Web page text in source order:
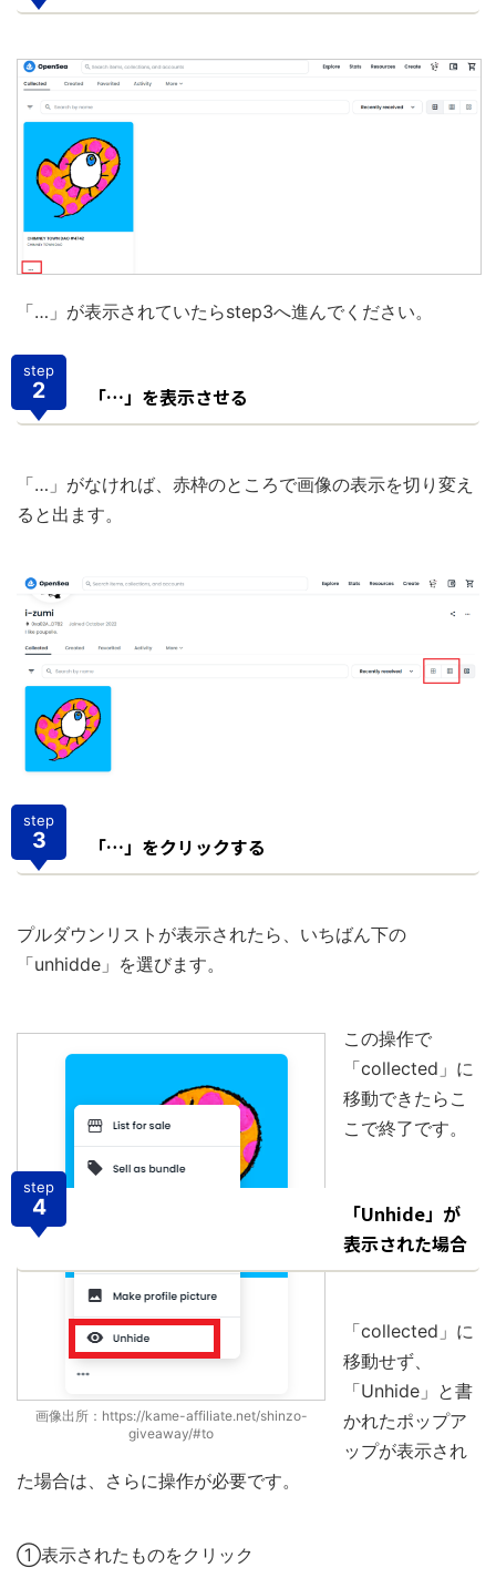
「…」が表示されていたらstep3へ進んでください。
step
2 「…」を表示させる
「…」がなければ、赤枠のところで画像の表示を切り変え
ると出ます。
step
3 「…」をクリックする
プルダウンリストが表示されたら、いちばん下の
「unhidde」を選びます。
画像出所：https://kame-affiliate.net/shinzo-
giveaway/#to
この操作で
「collected」に
移動できたらこ
こで終了です。
step
4
「Unhide」が
表示された場合
「collected」に
移動せず、
「Unhide」と書
かれたポップア
ップが表示され
た場合は、さらに操作が必要です。
①表示されたものをクリック